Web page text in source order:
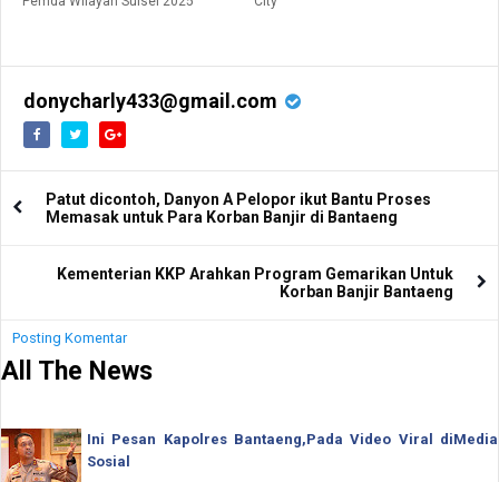
donycharly433@gmail.com
Patut dicontoh, Danyon A Pelopor ikut Bantu Proses
Memasak untuk Para Korban Banjir di Bantaeng
Kementerian KKP Arahkan Program Gemarikan Untuk
Korban Banjir Bantaeng
Posting Komentar
All The News
Ini Pesan Kapolres Bantaeng,Pada Video Viral diMedia
Sosial